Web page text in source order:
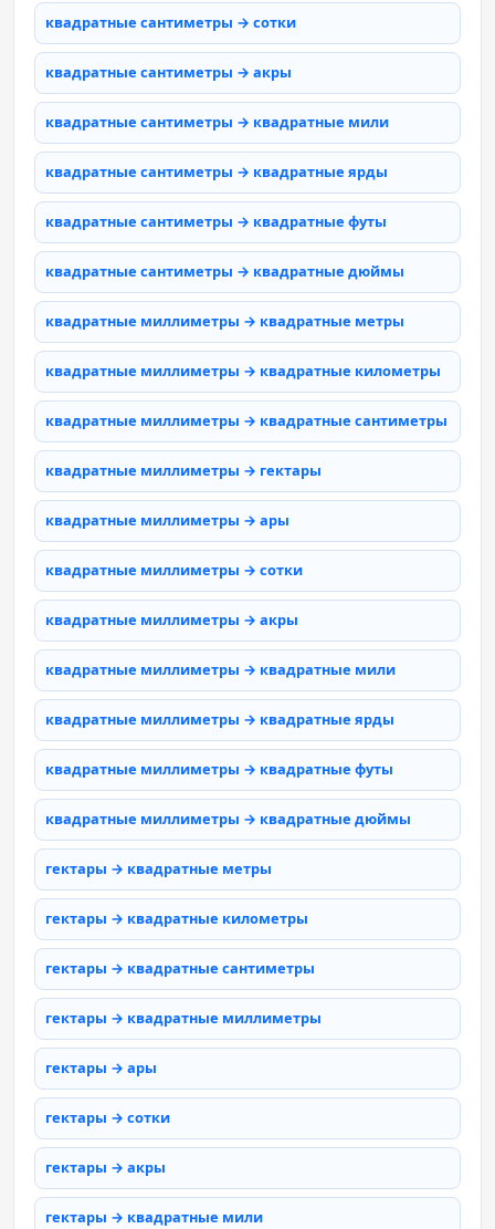
квадратные сантиметры → сотки
квадратные сантиметры → акры
квадратные сантиметры → квадратные мили
квадратные сантиметры → квадратные ярды
квадратные сантиметры → квадратные футы
квадратные сантиметры → квадратные дюймы
квадратные миллиметры → квадратные метры
квадратные миллиметры → квадратные километры
квадратные миллиметры → квадратные сантиметры
квадратные миллиметры → гектары
квадратные миллиметры → ары
квадратные миллиметры → сотки
квадратные миллиметры → акры
квадратные миллиметры → квадратные мили
квадратные миллиметры → квадратные ярды
квадратные миллиметры → квадратные футы
квадратные миллиметры → квадратные дюймы
гектары → квадратные метры
гектары → квадратные километры
гектары → квадратные сантиметры
гектары → квадратные миллиметры
гектары → ары
гектары → сотки
гектары → акры
гектары → квадратные мили